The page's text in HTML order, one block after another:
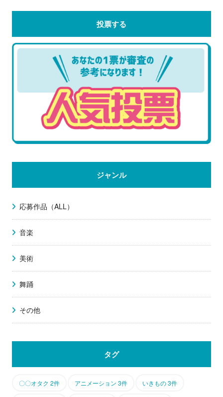
投票する
ジャンル
応募作品（ALL）
音楽
美術
舞踊
その他
タグ
〇〇オタク 2件 アニメーション 3件 いきもの 3件